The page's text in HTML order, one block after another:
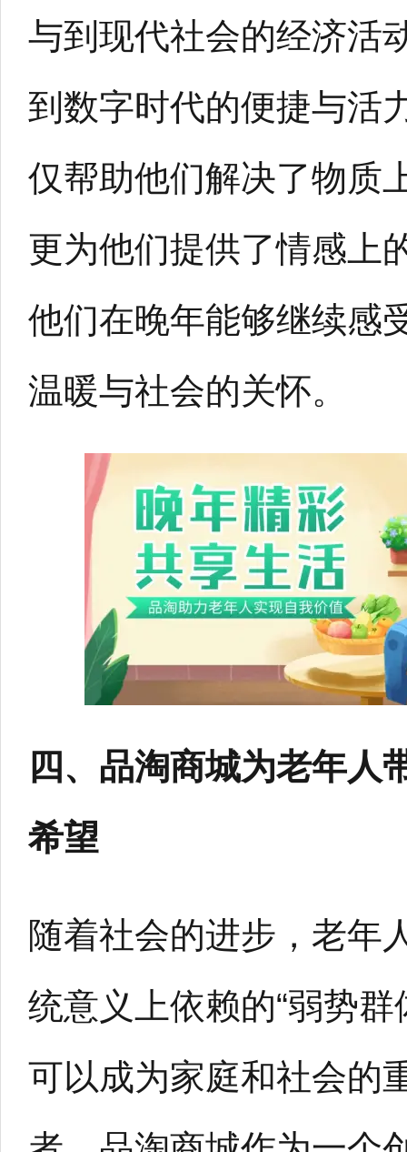
与到现代社会的经济活
到数字时代的便捷与活
仅帮助他们解决了物质
更为他们提供了情感上
他们在晚年能够继续感
温暖与社会的关怀。
四、品淘商城为老年人
希望
随着社会的进步，老年
统意义上依赖的“弱势群
可以成为家庭和社会的